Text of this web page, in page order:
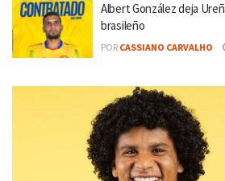
Albert González deja
brasileño
POR CASSIANO CARVALHO